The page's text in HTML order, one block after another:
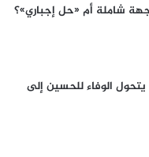
شاملة أم «حل إجباري»؟
الوفاء للحسين إلى